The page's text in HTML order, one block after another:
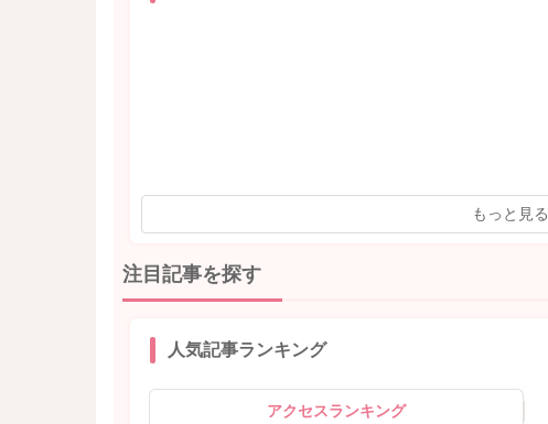
もっと見る
注目記事を探す
人気記事ランキング
アクセスランキング